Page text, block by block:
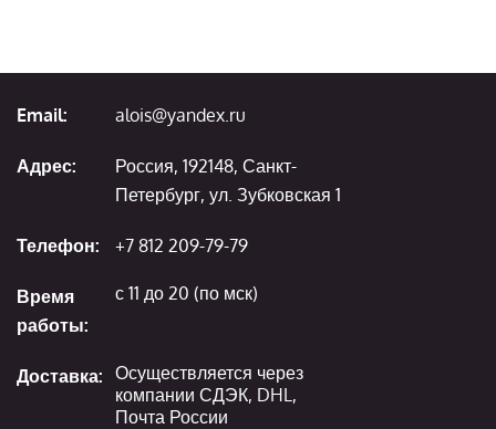
Email: alois@yandex.ru
Адрес:
Россия, 192148, Санкт-
Петербург, ул. Зубковская 1
Телефон: +7 812 209-79-79
Время
работы:
с 11 до 20 (по мск)
Доставка: Осуществляется через
компании СДЭК, DHL,
Почта России